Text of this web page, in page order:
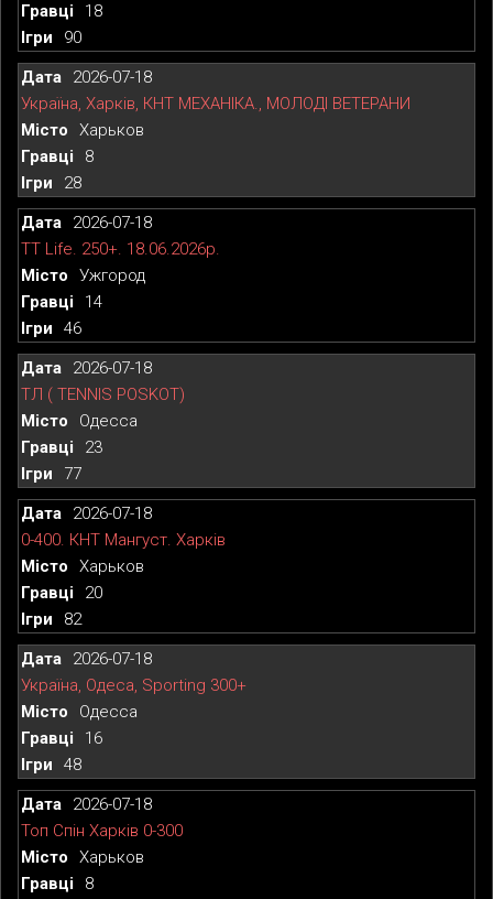
18
90
2026-07-18
Україна, Харків, КНТ МЕХАНІКА., МОЛОДІ ВЕТЕРАНИ
Харьков
8
28
2026-07-18
TT Life. 250+. 18.06.2026р.
Ужгород
14
46
2026-07-18
ТЛ ( TENNIS POSKOT)
Одесса
23
77
2026-07-18
0-400. КНТ Мангуст. Харків
Харьков
20
82
2026-07-18
Україна, Одеса, Sporting 300+
Одесса
16
48
2026-07-18
Топ Спін Харків 0-300
Харьков
8